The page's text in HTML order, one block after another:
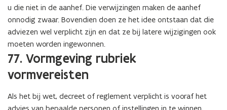
u die niet in de aanhef. Die verwijzingen maken de aanhef
onnodig zwaar. Bovendien doen ze het idee ontstaan dat die
adviezen wel verplicht zijn en dat ze bij latere wijzigingen ook
moeten worden ingewonnen.
77. Vormgeving rubriek
vormvereisten
Als het bij wet, decreet of reglement verplicht is vooraf het